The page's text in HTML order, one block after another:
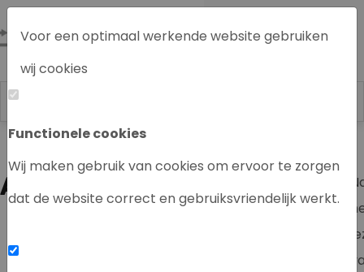
Voor een optimaal werkende website gebruiken
wij cookies
Functionele cookies
Wij maken gebruik van cookies om ervoor te zorgen
dat de website correct en gebruiksvriendelijk werkt.
Labrecycling
A5 FOLDER LABRECYCLING